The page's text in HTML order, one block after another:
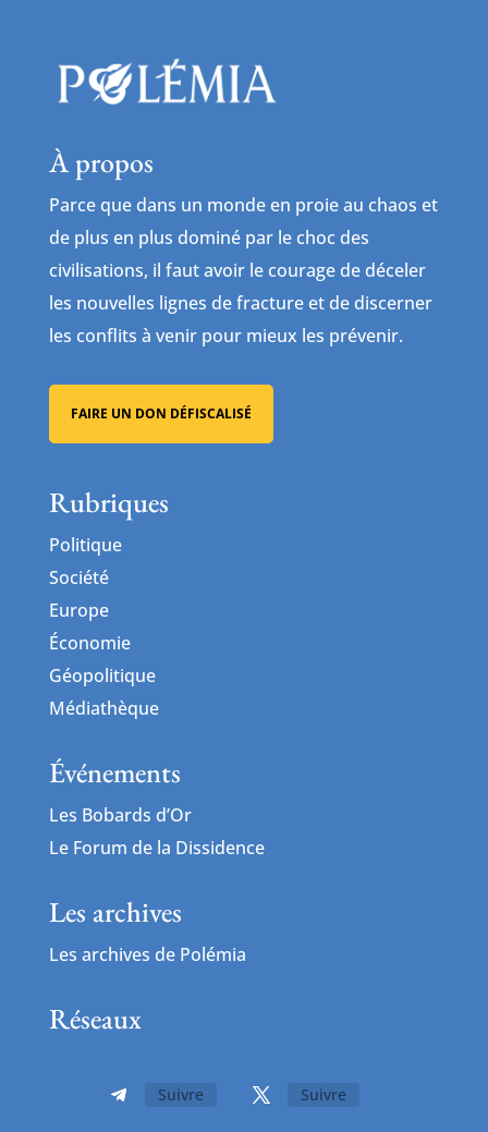
À propos
Parce que dans un monde en proie au chaos et
de plus en plus dominé par le choc des
civilisations, il faut avoir le courage de déceler
les nouvelles lignes de fracture et de discerner
les conflits à venir pour mieux les prévenir.
FAIRE UN DON DÉFISCALISÉ
Rubriques
Politique
Société
Europe
Économie
Géopolitique
Médiathèque
Événements
Les Bobards d’Or
Le Forum de la Dissidence
Les archives
Les archives de Polémia
Réseaux
Suivre Suivre